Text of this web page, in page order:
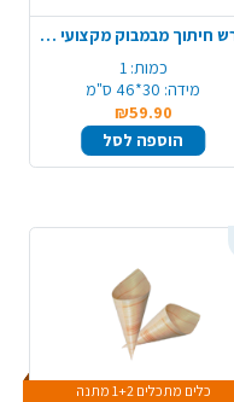
קרש חיתוך מבמבוק מקצועי - גדול
כמות: 1
מידה: 30*46 ס"מ
₪59.90
הוספה לסל
כלים מתכלים 1+2 מתנה